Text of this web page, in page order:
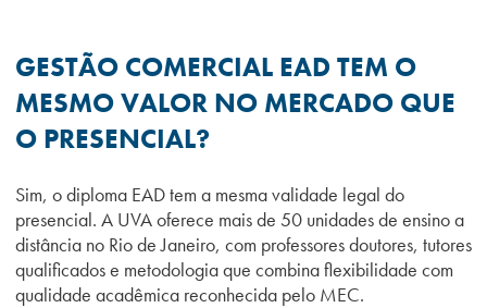
GESTÃO COMERCIAL EAD TEM O
MESMO VALOR NO MERCADO QUE
O PRESENCIAL?
Sim, o diploma EAD tem a mesma validade legal do
presencial. A UVA oferece mais de 50 unidades de ensino a
distância no Rio de Janeiro, com professores doutores, tutores
qualificados e metodologia que combina flexibilidade com
qualidade acadêmica reconhecida pelo MEC.